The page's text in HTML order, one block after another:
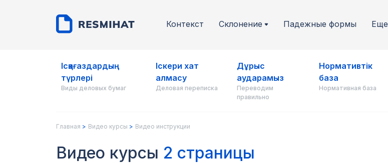
Контекст Склонение Падежные формы Еще
Ісқағаздардың
түрлері
Виды деловых бумаг
Іскери хат
алмасу
Деловая переписка
Дұрыс
аударамыз
Переводим
правильно
Нормативтік
база
Нормативная база
Главная Видео курсы Видео инструкции
Видео курсы 2 страницы